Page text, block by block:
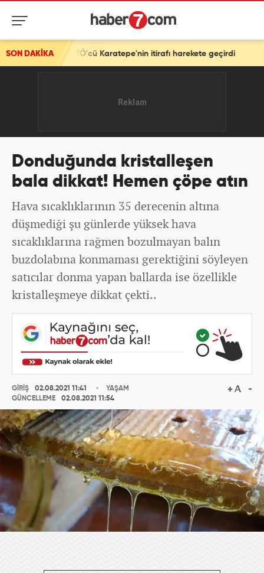
SON DAKİKA
Karatepe'nin itirafı harekete geçirdi
Donduğunda kristalleşen
bala dikkat! Hemen çöpe atın
Hava sıcaklıklarının 35 derecenin altına
düşmediği şu günlerde yüksek hava
sıcaklıklarına rağmen bozulmayan balın
buzdolabına konmaması gerektiğini söyleyen
satıcılar donma yapan ballarda ise özellikle
kristalleşmeye dikkat çekti..
GİRİŞ
02.08.2021 11:41
GÜNCELLEME
02.08.2021 11:54
YAŞAM